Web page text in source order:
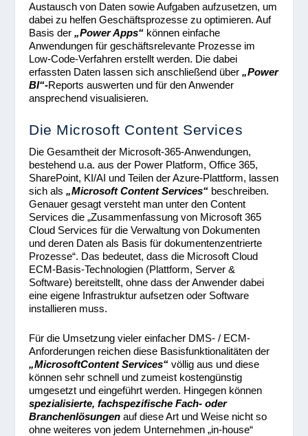
Austausch von Daten sowie Aufgaben aufzusetzen, um
dabei zu helfen Geschäftsprozesse zu optimieren. Auf
Basis der„Power Apps“ können einfache
Anwendungen für geschäftsrelevante Prozesse im
Low-Code-Verfahren erstellt werden. Die dabei
erfassten Daten lassen sich anschließend über„Power
BI“-Reports auswerten und für den Anwender
ansprechend visualisieren.
Die Microsoft Content Services
Die Gesamtheit der Microsoft-365-Anwendungen,
bestehend u.a. aus der Power Platform, Office 365,
SharePoint, KI/AI und Teilen der Azure-Plattform, lassen
sich als„Microsoft Content Services“ beschreiben.
Genauer gesagt versteht man unter den Content
Services die „Zusammenfassung von Microsoft 365
Cloud Services für die Verwaltung von Dokumenten
und deren Daten als Basis für dokumentenzentrierte
Prozesse“. Das bedeutet, dass die Microsoft Cloud
ECM-Basis-Technologien (Plattform, Server &
Software) bereitstellt, ohne dass der Anwender dabei
eine eigene Infrastruktur aufsetzen oder Software
installieren muss.
Für die Umsetzung vieler einfacher DMS- / ECM-
Anforderungen reichen diese Basisfunktionalitäten der
„MicrosoftContent Services“völlig aus und diese
können sehr schnell und zumeist kostengünstig
umgesetzt und eingeführt werden. Hingegen können
spezialisierte, fachspezifische Fach- oder
Branchenlösungen auf diese Art und Weise nicht so
ohne weiteres von jedem Unternehmen „in-house“